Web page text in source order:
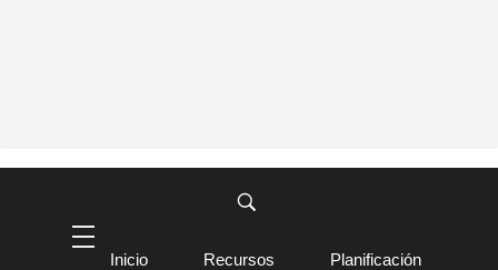
Inicio Recursos
Planificación